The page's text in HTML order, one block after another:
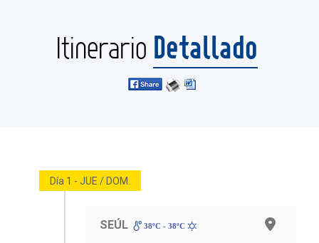
Itinerario Detallado
Día 1 - JUE / DOM.
SEÚL 38ºC - 38ºC